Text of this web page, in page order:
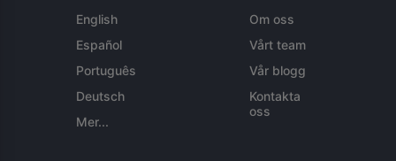
English
Español
Português
Deutsch
Mer...
Om oss
Vårt team
Vår blogg
Kontakta
oss